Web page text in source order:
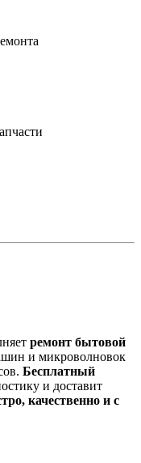
ремонт бытовой
и микроволновок
Бесплатный
и доставит
качественно и с